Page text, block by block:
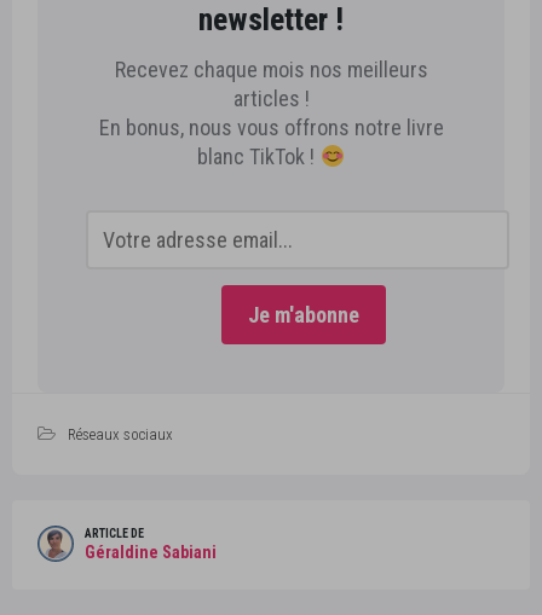
newsletter !
Recevez chaque mois nos meilleurs
articles !
En bonus, nous vous offrons notre livre
blanc TikTok !
Réseaux sociaux
ARTICLE DE
Géraldine Sabiani